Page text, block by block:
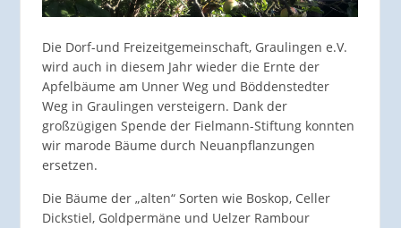
Die Dorf-und Freizeitgemeinschaft, Graulingen e.V.
wird auch in diesem Jahr wieder die Ernte der
Apfelbäume am Unner Weg und Böddenstedter
Weg in Graulingen versteigern. Dank der
großzügigen Spende der Fielmann-Stiftung konnten
wir marode Bäume durch Neuanpflanzungen
ersetzen.
Die Bäume der „alten“ Sorten wie Boskop, Celler
Dickstiel, Goldpermäne und Uelzer Rambour